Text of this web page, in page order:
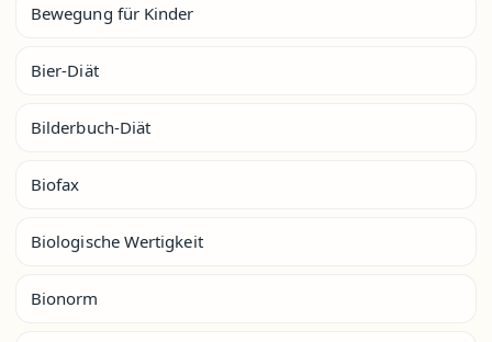
Bewegung für Kinder
Bier-Diät
Bilderbuch-Diät
Biofax
Biologische Wertigkeit
Bionorm